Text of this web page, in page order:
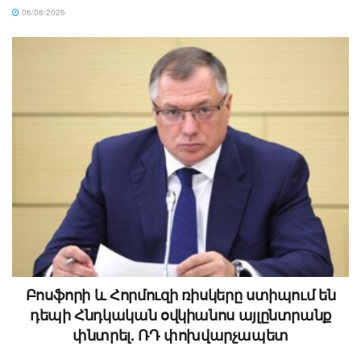
06/08/2026
Բոսֆորի և Հորմուզի ռիսկերը ստիպում են
դեպի Հնդկական օվկիանոս այլընտրանք
փնտրել. ՌԴ փոխվարչապետ